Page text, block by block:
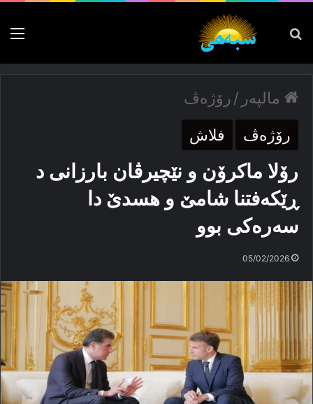
پەیدا بکە
مالپەر / رۆژەڤ
رۆژەڤ فلاش
رۆلا ماکرۆن و نێچیرڤان بارزانی د
ڕێکه‌فتنا شامێ و هسدێ دا
سەرەکی بوو
05/02/2026